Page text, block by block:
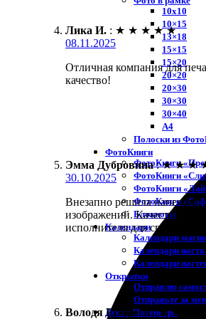
10х10
10×15
13×18
15×15
15×20
20×20
20×30
30×30
30×40
A4
Полоски из
ФотоКниги
ФотоКниги
ФотоКниги
ФотоКниги
ФотоКниги
Блокноты
Календари
Календари
Календари
Календари
Открытки
Отправлю
Отправьте за
Декор Интерьера
Лика И. : ★ ★ ★ ★ ★
08.11.2025
Отличная компания для
качество!
Эмма Дубровина : ★ ★ ★
30.10.2025
Внезапно решила
изображений. Качественно
исполнителя для своих
Володя Ерофеев : ★ ★